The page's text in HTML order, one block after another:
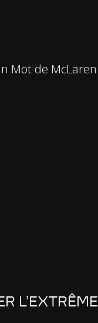
Mot de McLaren
L’EXTRÊME